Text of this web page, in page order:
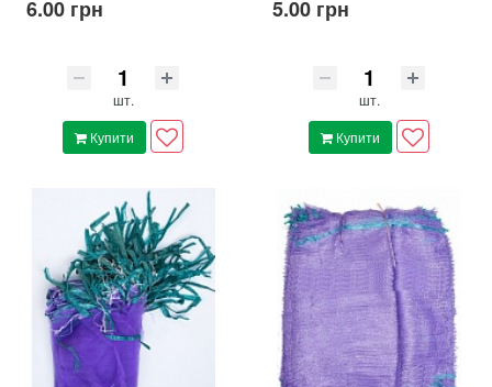
6.00 грн
шт.
Купити
5.00 грн
шт.
Купити